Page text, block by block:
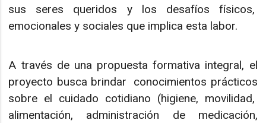
sus seres queridos y los desafíos físicos,
emocionales y sociales que implica esta labor.
A través de una propuesta formativa integral, el
proyecto busca brindar conocimientos prácticos
sobre el cuidado cotidiano (higiene, movilidad,
alimentación, administración de medicación,